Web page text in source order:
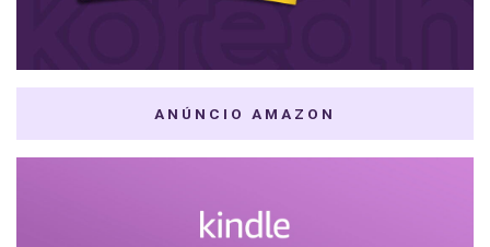
ANÚNCIO AMAZON